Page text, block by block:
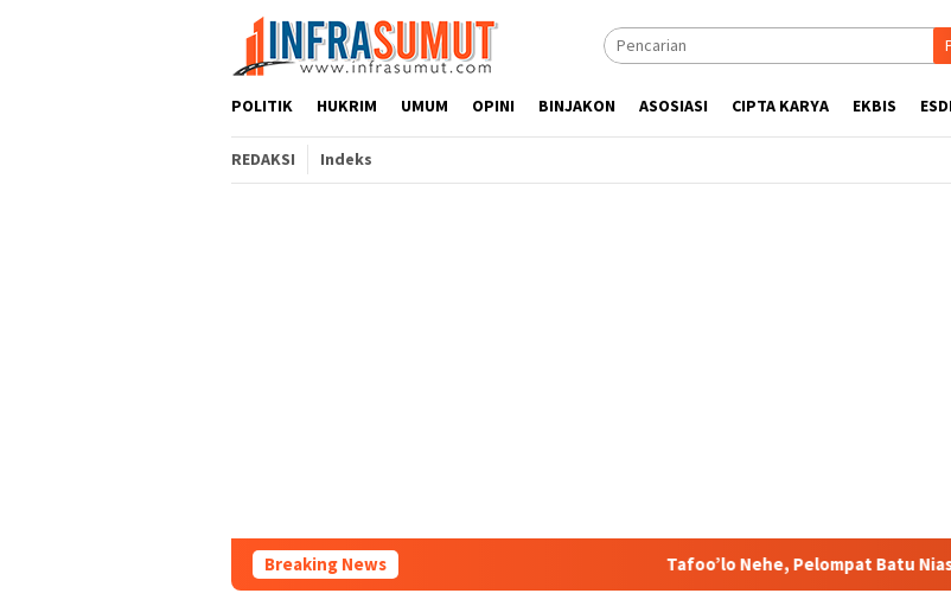
POLITIK HUKRIM UMUM OPINI BINJAKON ASOSIASI CIPTA KARYA EKBIS
REDAKSI Indeks
Breaking News Tafoo’lo Nehe, Pelompat Batu Nias di Uang Rp1.000